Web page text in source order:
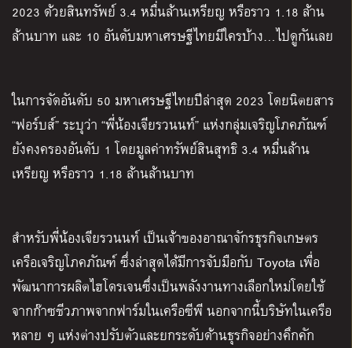
2023 ด้วยสินทรัพย์3.4 หมื่นล้านเหรียญ หรือราว 1.18 ล้าน
ล้านบาท และ 10 อันดับมหาเศรษฐีไทยมีใครบ้าง…ไปดูกันเลย
ในการจัดอันดับ 50 มหาเศรษฐีไทยปีล่าสุด 2023โดยนิตยสาร
“ฟอร์บส์”ระบุว่า “พี่น้องเจียรวนนท์” แห่งกลุ่มเจริญโภคภัณฑ์
ยังคงครองอันดับ 1โดยมูลค่าทรัพย์สินสุทธิ 3.4 หมื่นล้าน
เหรียญ หรือราว 1.18 ล้านล้านบาท
สำหรับพี่น้องเจียรวนนท์ เป็นเจ้าของอาณาจักรธุรกิจเกษตร
เครือเจริญโภคภัณฑ์ ซึ่งล่าสุดได้มีการจับมือกับ Toyota เพื่อ
พัฒนาการผลิตไฮโดรเจนซึ่งเป็นพลังงานทางเลือกใหม่โดยใช้
จากก๊าซชีวภาพจากฟาร์มในเครือซีพี นอกจากนี้บริษัทในเครือ
หลาย ๆ แห่งต่างปรับตัวและยกระดับด้านธุรกิจอย่างคึกคัก